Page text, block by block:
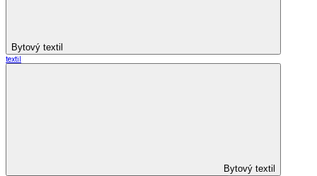
Bytový textil
textil
Bytový textil